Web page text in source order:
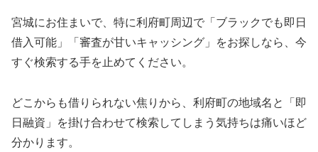
宮城にお住まいで、特に利府町周辺で「ブラックでも即日
借入可能」「審査が甘いキャッシング」をお探しなら、今
すぐ検索する手を止めてください。
どこからも借りられない焦りから、利府町の地域名と「即
日融資」を掛け合わせて検索してしまう気持ちは痛いほど
分かります。